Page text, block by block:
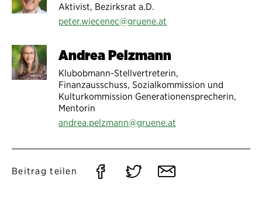
Aktivist, Bezirksrat a.D.
peter.wiecenec@gruene.at
Andrea Pelzmann
Klubobmann-Stellvertreterin,
Finanzausschuss, Sozialkommission und
Kulturkommission Generationensprecherin,
Mentorin
andrea.pelzmann@gruene.at
Beitrag teilen
Auf Auf Per